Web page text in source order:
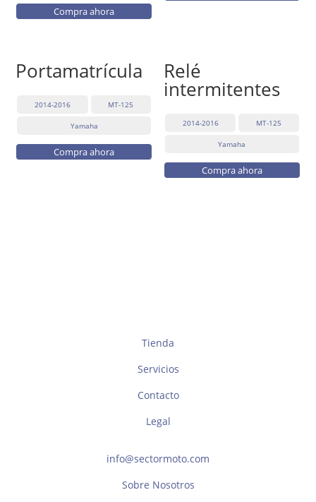
Compra ahora
Portamatrícula
2014-2016 MT-125
Yamaha
Compra ahora
Relé
intermitentes
2014-2016 MT-125
Yamaha
Compra ahora
Tienda
Servicios
Contacto
Legal
info@sectormoto.com
Sobre Nosotros